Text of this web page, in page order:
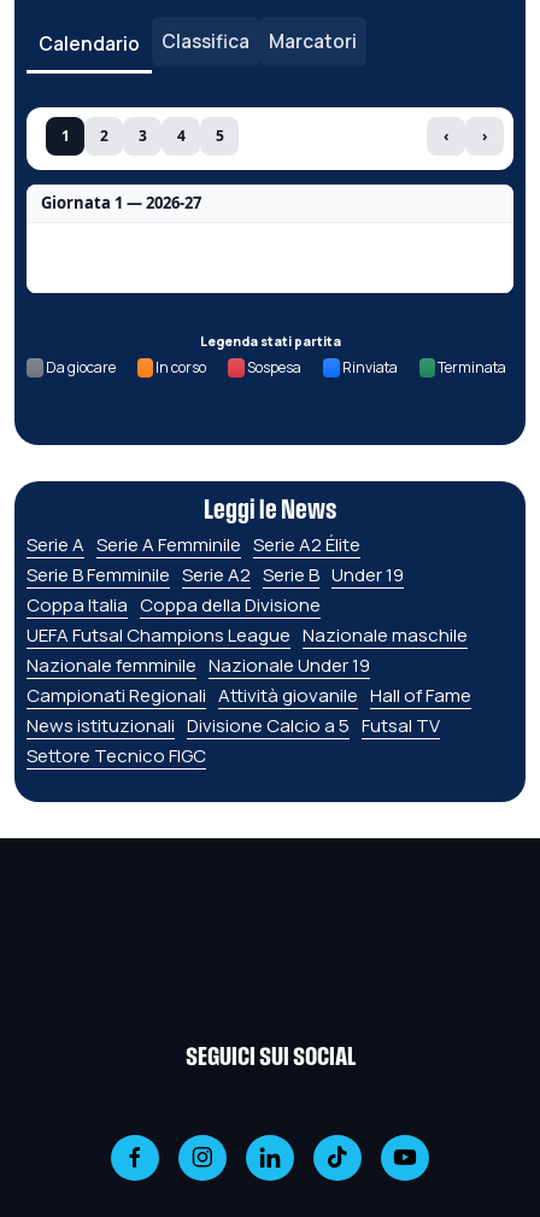
Calendario Classifica Marcatori
1 2 3 4 5 ‹ ›
Giornata 1 — 2026-27
Legenda stati partita
Da giocare In corso Sospesa Rinviata Terminata
Leggi le News
Serie A Serie A Femminile Serie A2 Élite
Serie B Femminile Serie A2 Serie B Under 19
Coppa Italia Coppa della Divisione
UEFA Futsal Champions League Nazionale maschile
Nazionale femminile Nazionale Under 19
Campionati Regionali Attività giovanile Hall of Fame
News istituzionali Divisione Calcio a 5 Futsal TV
Settore Tecnico FIGC
SEGUICI SUI SOCIAL